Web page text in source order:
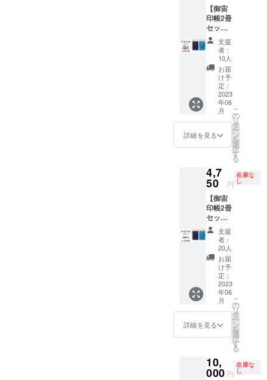
のサイ
ズは6畳
以上～
学校の
教室位
のサイ
ズまで
・天井
の高さ
は２ｍ
以上７
ｍ以下
・コン
を１つ
お借り
な限り
部屋が
暗くな
るのが
理想で
す ・
テーブ
ルなど
の背の
高い障
害物が
あると
影に
なって
しまう
ありま
す ・実
普通乗
用車１
台（全
す。 ご
家族が
生れた
日の星
空や記
念日の
星空な
ど、ご
要望に
沿った
番組を
ご用意
いたし
（御宙
印帳
x 横112
ｍｍ x
厚さ140
ｍｍ
重さ約
150g）
小さい
サイズ
の御朱
印帳と
同じ大
きさで
す。
（オリ
ジナル
カー
縦
x 横
70mm
） （人
た」、
オンラ
インプ
ラネタ
リウム
番組の
エンド
ロール
へお名
前を記
載いた
しま
す。
印帳
縦
162mm
ｍｍ x
厚さ140
ｍｍ
重さ約
150g）
小さい
サイズ
の御朱
印帳と
同じ大
きさで
す。
（オリ
ジナル
ステッ
縦
50mm
70mm
） （人
工衛星
護用透
明ビ
ニール
カバー
付 ※数
量限
定 10
セット
小さい
サイズ
の御朱
印帳と
同じ大
す。
x 横112
ｍｍ x
厚さ140
ｍｍ
重さ約
150g）
（オリ
ジナル
ステッ
カー
50mm
x 横
70mm
印可能
※表面保
護用透
明ビ
ニール
カバー
付 ※数
量限
定 10
セット
小さい
サイズ
の御朱
印帳と
同じ大
す。
割引
品』 御
宙印帳
（ダー
クブ
ルー）
とオリ
ジナル
ステッ
カーの
数量限
定割引
品で
す。
162mm
x 横112
ｍｍ x
厚さ140
ｍｍ
重さ約
150g）
（オリ
ジナル
ステッ
カー
50mm
x 横
70mm
） ※蛇
腹式40
護用透
明ビ
【御宙
印帳2冊
セッ
ト・早
割数量
限定
セッ
ト】
『御宙
印帳
（ダー
クブ
ルー）
（スカ
イブ
ルー）
+オリジ
ナルス
テッ
カーx1
枚・早
期割引
限定
セッ
ト』 御
宙印帳
（ダー
クブ
ルー）
と（ス
カイブ
ルー）
の２冊
ルス
テッ
支援
者：
10人
お届
け予
定：
2023
年06
月
詳細を見る
こ
の
リ
タ
ー
ン
を
選
択
す
る
4,7
50 円
在庫な
し
【御宙
印帳2冊
セッ
ト・数
量限定
割引
セッ
ト】
『御宙
印帳
（ダー
クブ
ルー）
（スカ
イブ
ルー）
+オリジ
ナルス
支援
者：
20人
お届
け予
定：
2023
年06
月
詳細を見る
こ
の
リ
タ
ー
ン
を
選
択
す
る
10,
000 円
在庫な
し